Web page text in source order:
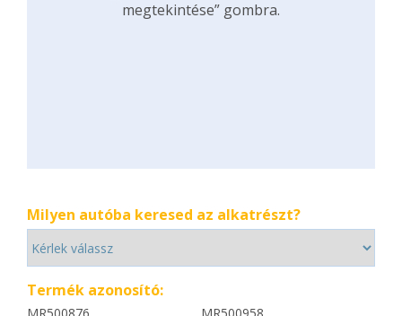
megtekintése” gombra.
Milyen autóba keresed az alkatrészt?
Termék azonosító: